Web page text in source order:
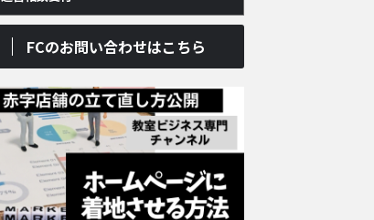
FCのお問い合わせはこちら